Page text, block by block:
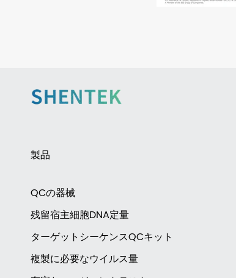
製品
QCの器械
残留宿主細胞DNA定量
ターゲットシーケンスQCキット
複製に必要なウイルス量